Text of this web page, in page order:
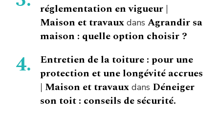
réglementation en vigueur |
Maison et travaux dans Agrandir sa
maison : quelle option choisir ?
Entretien de la toiture : pour une
protection et une longévité accrues
| Maison et travaux dans Déneiger
son toit : conseils de sécurité.